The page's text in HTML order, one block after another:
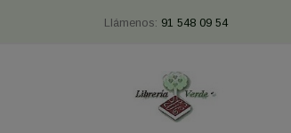
Llámenos: 91 548 09 54